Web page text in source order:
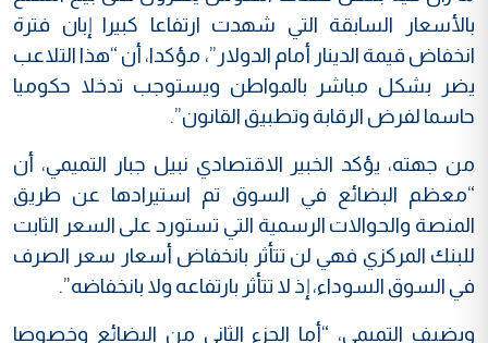
بالأسعار السابقة التي شهدت ارتفاعا كبيرا إبان فترة
انخفاض قيمة الدينار أمام الدولار”، مؤكدا، أن “هذا التلاعب
يضر بشكل مباشر بالمواطن ويستوجب تدخلا حكوميا
حاسما لفرض الرقابة وتطبيق القانون”.
من جهته، يؤكد الخبير الاقتصادي نبيل جبار التميمي، أن
“معظم البضائع في السوق تم استيرادها عن طريق
المنصة والحوالات الرسمية التي تستورد على السعر الثابت
للبنك المركزي فهي لن تتأثر بانخفاض أسعار سعر الصرف
في السوق السوداء، إذ لا تتأثر بارتفاعه ولا بانخفاضه”.
ويضيف التميمي، “أما الجزء الثاني من البضائع وخصوصا